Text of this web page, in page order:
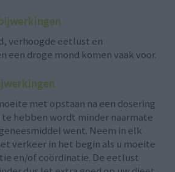
verhoogde eetlust en
een droge mond komen vaak voor.
met opstaan na een dosering
te hebben wordt minder naarmate
went. Neem in elk
verkeer in het begin als u moeite
en/of coördinatie. De eetlust